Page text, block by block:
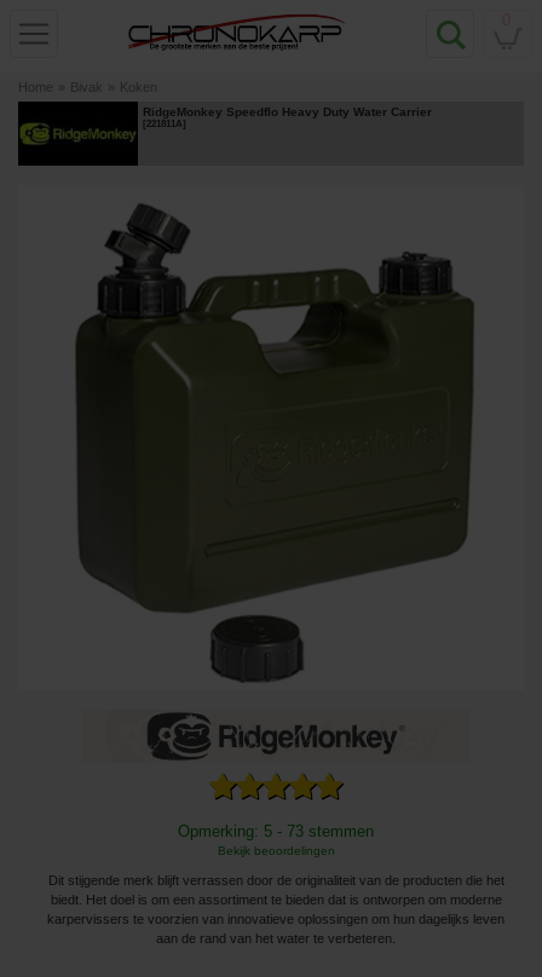
Home » Bivak » Koken
RidgeMonkey Speedflo Heavy Duty Water Carrier
[221811A]
Opmerking: 5 - 73 stemmen
Bekijk beoordelingen
Dit stijgende merk blijft verrassen door de originaliteit van de producten die het
biedt. Het doel is om een ​​assortiment te bieden dat is ontworpen om moderne
karpervissers te voorzien van innovatieve oplossingen om hun dagelijks leven
aan de rand van het water te verbeteren.